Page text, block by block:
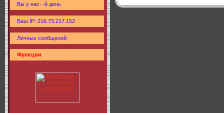
Вы у нас: -й день
Ваш IP: 216.73.217.152
Личных сообщений:
Функции